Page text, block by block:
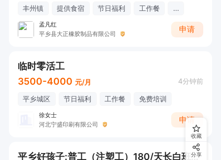
丰州镇 提供食宿 节日福利 工作餐 ...
孟凡红
平乡县大正橡胶制品有限公司
申请
临时零活工
3500-4000 元/月 4分钟前
平乡城区 节日福利 工作餐 免费培训
徐女士
河北宁盛印刷有限公司
申请
平乡好孩子:普工（注塑工）180/天长白班（短期，长期）
收藏
分享